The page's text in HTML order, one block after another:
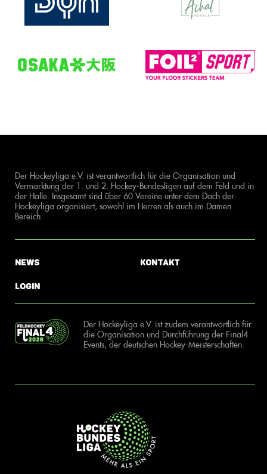
Der Hockeyliga e.V. ist verantwortlich für die Organisation und
Vermarktung der 1. und 2. Hockey-Bundesligen auf dem Feld und in
der Halle. Insgesamt sind über 60 Vereine unter dem Dach der
Hockeyliga organisiert, sowohl im Herren als auch im Damen
Bereich.
News
Login
Kontakt
Der Hockeyliga e.V. ist zudem verantwortlich für
die Organisation und Durchführung der Final4
Events, der deutschen Hockey-Meisterschaften.